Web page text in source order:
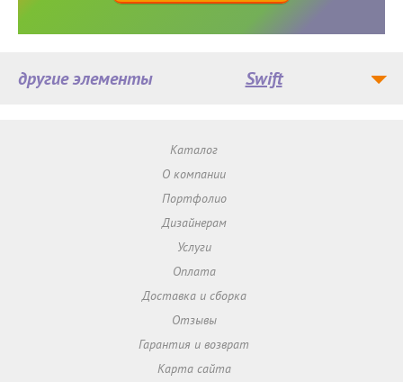
другие элементы Swift
Каталог
О компании
Портфолио
Дизайнерам
Услуги
Оплата
Доставка и сборка
Отзывы
Гарантия и возврат
Карта сайта